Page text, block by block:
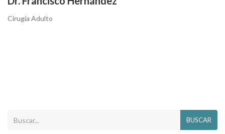
Cirugía Adulto
BUSCAR